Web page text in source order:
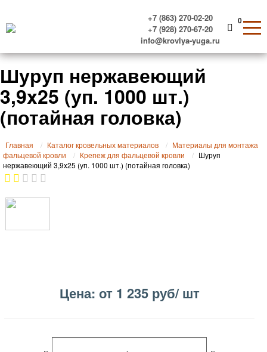
+7 (863) 270-02-20
+7 (928) 270-67-20
info@krovlya-yuga.ru
0
Шуруп нержавеющий
3,9x25 (уп. 1000 шт.)
(потайная головка)
Главная Каталог кровельных материалов
Материалы для монтажа
фальцевой кровли
Крепеж для фальцевой кровли
Шуруп
нержавеющий 3,9x25 (уп. 1000 шт.) (потайная головка)
Цена: от 1 235 руб/ шт